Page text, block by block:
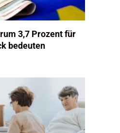
3,7 Prozent für
bedeuten